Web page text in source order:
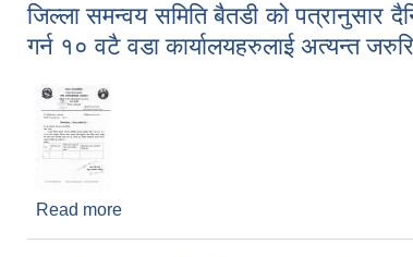
जिल्ला समन्वय समिति बैतडी को पत्रानुसार
गर्न १० वटै वडा कार्यालयहरुलाई अत्यन्त
Read more